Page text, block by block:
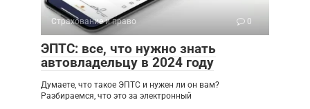
Страхование и право 0
ЭПТС: все, что нужно знать
автовладельцу в 2024 году
Думаете, что такое ЭПТС и нужен ли он вам?
Разбираемся, что это за электронный